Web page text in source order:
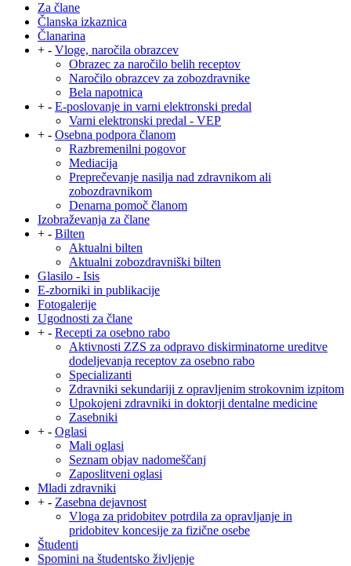
Za člane
Članska izkaznica
Članarina
+ - Vloge, naročila obrazcev
Obrazec za naročilo belih receptov
Naročilo obrazcev za zobozdravnike
Bela napotnica
+ - E-poslovanje in varni elektronski predal
Varni elektronski predal - VEP
+ - Osebna podpora članom
Razbremenilni pogovor
Mediacija
Preprečevanje nasilja nad zdravnikom ali
zobozdravnikom
Denarna pomoč članom
Izobraževanja za člane
+ - Bilten
Aktualni bilten
Aktualni zobozdravniški bilten
Glasilo - Isis
E-zborniki in publikacije
Fotogalerije
Ugodnosti za člane
+ - Recepti za osebno rabo
Aktivnosti ZZS za odpravo diskirminatorne ureditve
dodeljevanja receptov za osebno rabo
Specializanti
Zdravniki sekundariji z opravljenim strokovnim izpitom
Upokojeni zdravniki in doktorji dentalne medicine
Zasebniki
+ - Oglasi
Mali oglasi
Seznam objav nadomeščanj
Zaposlitveni oglasi
Mladi zdravniki
+ - Zasebna dejavnost
Vloga za pridobitev potrdila za opravljanje in
pridobitev koncesije za fizične osebe
Študenti
Spomini na študentsko življenje